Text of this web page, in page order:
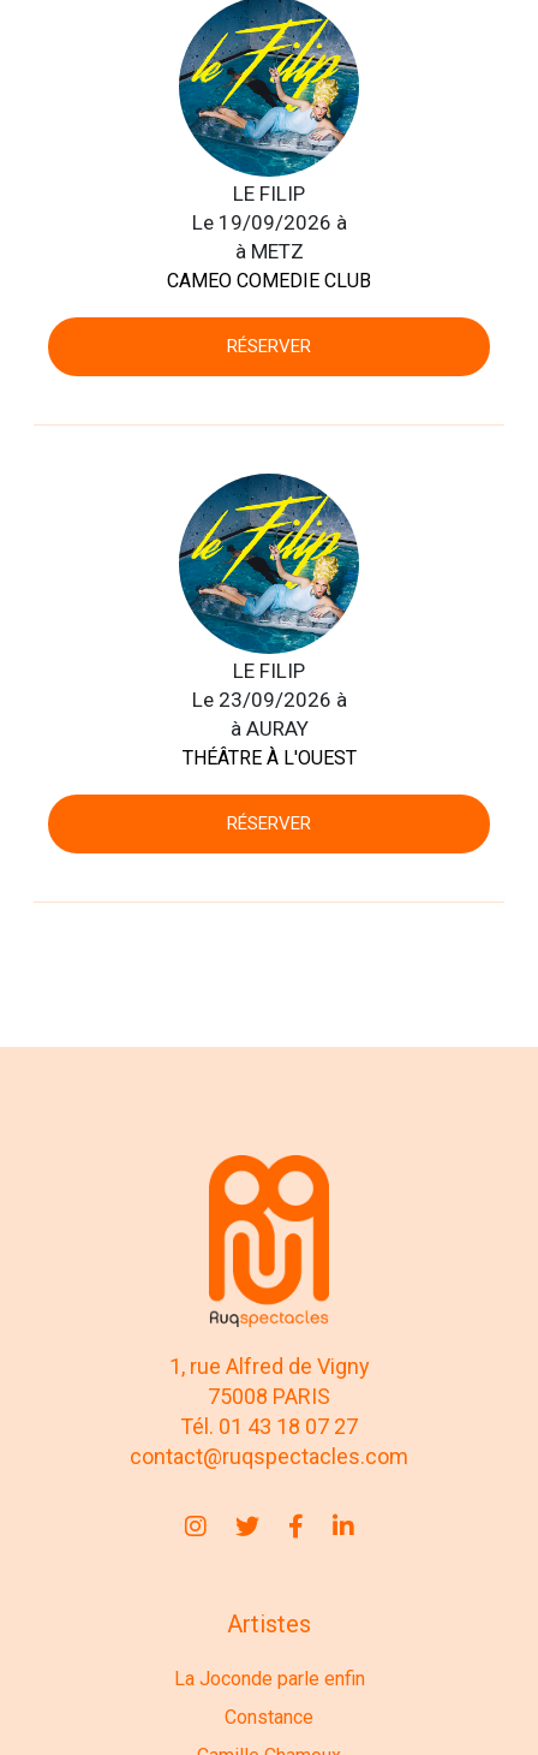
LE FILIP
Le 19/09/2026 à
à METZ
CAMEO COMEDIE CLUB
RÉSERVER
LE FILIP
Le 23/09/2026 à
à AURAY
THÉÂTRE À L'OUEST
RÉSERVER
1, rue Alfred de Vigny
75008 PARIS
Tél. 01 43 18 07 27
contact@ruqspectacles.com
Artistes
La Joconde parle enfin
Constance